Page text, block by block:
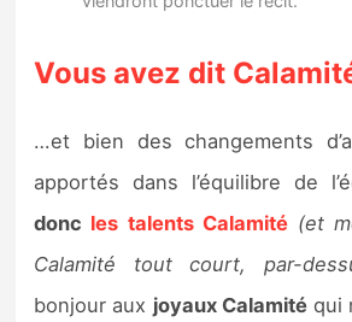
Vous avez dit
…et bien des changements
apportés dans l’équilibre de
donc les talents Calamité (et
Calamité tout court, par-
bonjour aux joyaux Calamitéqui